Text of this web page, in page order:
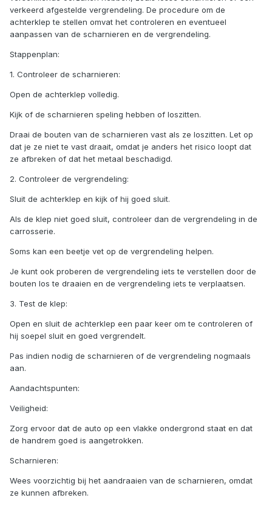
verkeerd afgestelde vergrendeling. De procedure om de
achterklep te stellen omvat het controleren en eventueel
aanpassen van de scharnieren en de vergrendeling.
Stappenplan:
1. Controleer de scharnieren:
Open de achterklep volledig.
Kijk of de scharnieren speling hebben of loszitten.
Draai de bouten van de scharnieren vast als ze loszitten. Let op
dat je ze niet te vast draait, omdat je anders het risico loopt dat
ze afbreken of dat het metaal beschadigd.
2. Controleer de vergrendeling:
Sluit de achterklep en kijk of hij goed sluit.
Als de klep niet goed sluit, controleer dan de vergrendeling in de
carrosserie.
Soms kan een beetje vet op de vergrendeling helpen.
Je kunt ook proberen de vergrendeling iets te verstellen door de
bouten los te draaien en de vergrendeling iets te verplaatsen.
3. Test de klep:
Open en sluit de achterklep een paar keer om te controleren of
hij soepel sluit en goed vergrendelt.
Pas indien nodig de scharnieren of de vergrendeling nogmaals
aan.
Aandachtspunten:
Veiligheid:
Zorg ervoor dat de auto op een vlakke ondergrond staat en dat
de handrem goed is aangetrokken.
Scharnieren:
Wees voorzichtig bij het aandraaien van de scharnieren, omdat
ze kunnen afbreken.